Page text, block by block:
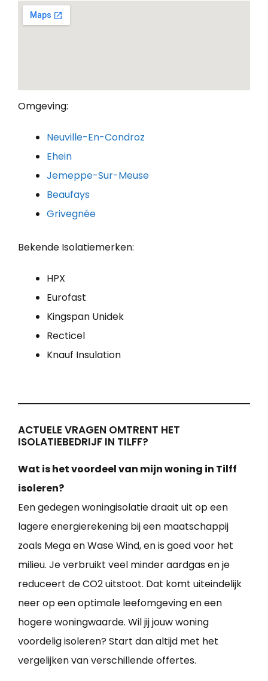
Omgeving:
Neuville-En-Condroz
Ehein
Jemeppe-Sur-Meuse
Beaufays
Grivegnée
Bekende Isolatiemerken:
HPX
Eurofast
Kingspan Unidek
Recticel
Knauf Insulation
ACTUELE VRAGEN OMTRENT HET
ISOLATIEBEDRIJF IN TILFF?
Wat is het voordeel van mijn woning in Tilff
isoleren?
Een gedegen woningisolatie draait uit op een
lagere energierekening bij een maatschappij
zoals Mega en Wase Wind, en is goed voor het
milieu. Je verbruikt veel minder aardgas en je
reduceert de CO2 uitstoot. Dat komt uiteindelijk
neer op een optimale leefomgeving en een
hogere woningwaarde. Wil jij jouw woning
voordelig isoleren? Start dan altijd met het
vergelijken van verschillende offertes.